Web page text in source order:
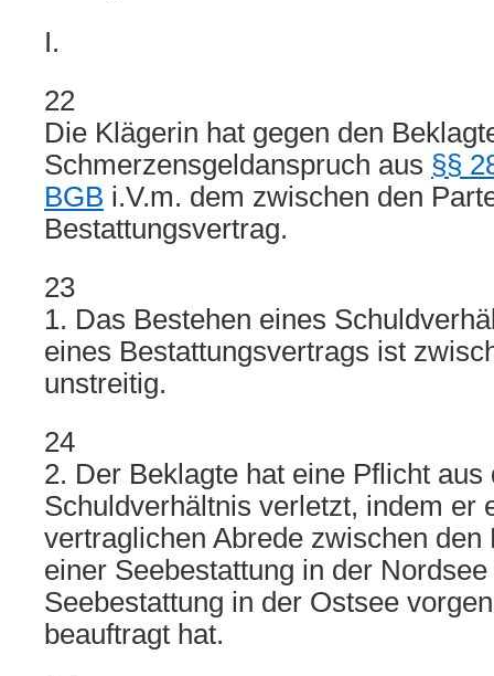
I.
22
Die Klägerin hat gegen den
Schmerzensgeldanspruch aus §§
BGB i.V.m. dem zwischen den
Bestattungsvertrag.
23
1. Das Bestehen eines
eines Bestattungsvertrags ist
unstreitig.
24
2. Der Beklagte hat eine Pflicht aus
Schuldverhältnis verletzt, indem er
vertraglichen Abrede zwischen den
einer Seebestattung in der
Seebestattung in der Ostsee
beauftragt hat.